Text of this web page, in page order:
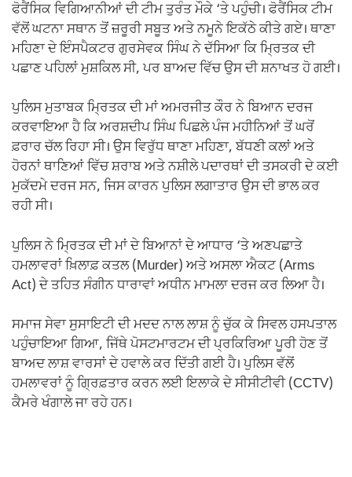
ਫੋਰੈਂਸਿਕ ਵਿਗਿਆਨੀਆਂ ਦੀ ਟੀਮ ਤੁਰੰਤ ਮੌਕੇ ‘ਤੇ ਪਹੁੰਚੀ। ਫੋਰੈਂਸਿਕ ਟੀਮ
ਵੱਲੋਂ ਘਟਨਾ ਸਥਾਨ ਤੋਂ ਜ਼ਰੂਰੀ ਸਬੂਤ ਅਤੇ ਨਮੂਨੇ ਇਕੱਠੇ ਕੀਤੇ ਗਏ। ਥਾਣਾ
ਮਹਿਣਾ ਦੇ ਇੰਸਪੈਕਟਰ ਗੁਰਸੇਵਕ ਸਿੰਘ ਨੇ ਦੱਸਿਆ ਕਿ ਮ੍ਰਿਤਕ ਦੀ
ਪਛਾਣ ਪਹਿਲਾਂ ਮੁਸ਼ਕਿਲ ਸੀ, ਪਰ ਬਾਅਦ ਵਿੱਚ ਉਸ ਦੀ ਸ਼ਨਾਖਤ ਹੋ ਗਈ।
ਪੁਲਿਸ ਮੁਤਾਬਕ ਮ੍ਰਿਤਕ ਦੀ ਮਾਂ ਅਮਰਜੀਤ ਕੌਰ ਨੇ ਬਿਆਨ ਦਰਜ
ਕਰਵਾਇਆ ਹੈ ਕਿ ਅਰਸ਼ਦੀਪ ਸਿੰਘ ਪਿਛਲੇ ਪੰਜ ਮਹੀਨਿਆਂ ਤੋਂ ਘਰੋਂ
ਫ਼ਰਾਰ ਚੱਲ ਰਿਹਾ ਸੀ। ਉਸ ਵਿਰੁੱਧ ਥਾਣਾ ਮਹਿਣਾ, ਬੱਧਣੀ ਕਲਾਂ ਅਤੇ
ਹੋਰਨਾਂ ਥਾਣਿਆਂ ਵਿੱਚ ਸ਼ਰਾਬ ਅਤੇ ਨਸ਼ੀਲੇ ਪਦਾਰਥਾਂ ਦੀ ਤਸਕਰੀ ਦੇ ਕਈ
ਮੁਕੱਦਮੇ ਦਰਜ ਸਨ, ਜਿਸ ਕਾਰਨ ਪੁਲਿਸ ਲਗਾਤਾਰ ਉਸ ਦੀ ਭਾਲ ਕਰ
ਰਹੀ ਸੀ।
ਪੁਲਿਸ ਨੇ ਮ੍ਰਿਤਕ ਦੀ ਮਾਂ ਦੇ ਬਿਆਨਾਂ ਦੇ ਆਧਾਰ ‘ਤੇ ਅਣਪਛਾਤੇ
ਹਮਲਾਵਰਾਂ ਖ਼ਿਲਾਫ਼ ਕਤਲ (Murder) ਅਤੇ ਅਸਲਾ ਐਕਟ (Arms
Act) ਦੇ ਤਹਿਤ ਸੰਗੀਨ ਧਾਰਾਵਾਂ ਅਧੀਨ ਮਾਮਲਾ ਦਰਜ ਕਰ ਲਿਆ ਹੈ।
ਸਮਾਜ ਸੇਵਾ ਸੁਸਾਇਟੀ ਦੀ ਮਦਦ ਨਾਲ ਲਾਸ਼ ਨੂੰ ਚੁੱਕ ਕੇ ਸਿਵਲ ਹਸਪਤਾਲ
ਪਹੁੰਚਾਇਆ ਗਿਆ, ਜਿੱਥੇ ਪੋਸਟਮਾਰਟਮ ਦੀ ਪ੍ਰਕਿਰਿਆ ਪੂਰੀ ਹੋਣ ਤੋਂ
ਬਾਅਦ ਲਾਸ਼ ਵਾਰਸਾਂ ਦੇ ਹਵਾਲੇ ਕਰ ਦਿੱਤੀ ਗਈ ਹੈ। ਪੁਲਿਸ ਵੱਲੋਂ
ਹਮਲਾਵਰਾਂ ਨੂੰ ਗ੍ਰਿਫ਼ਤਾਰ ਕਰਨ ਲਈ ਇਲਾਕੇ ਦੇ ਸੀਸੀਟੀਵੀ (CCTV)
ਕੈਮਰੇ ਖੰਗਾਲੇ ਜਾ ਰਹੇ ਹਨ।